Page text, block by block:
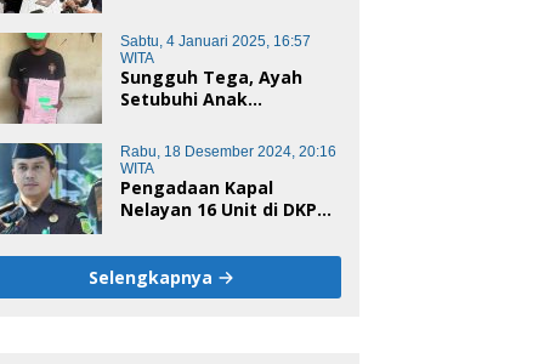
Pencabulan Anak di
Bawah Umur
Sabtu, 4 Januari 2025, 16:57
WITA
Sungguh Tega, Ayah
Setubuhi Anak
Begini Kronologis
Rabu, 18 Desember 2024, 20:16
WITA
Pengadaan Kapal
Nelayan 16 Unit di DKP
Tersangka
Selengkapnya